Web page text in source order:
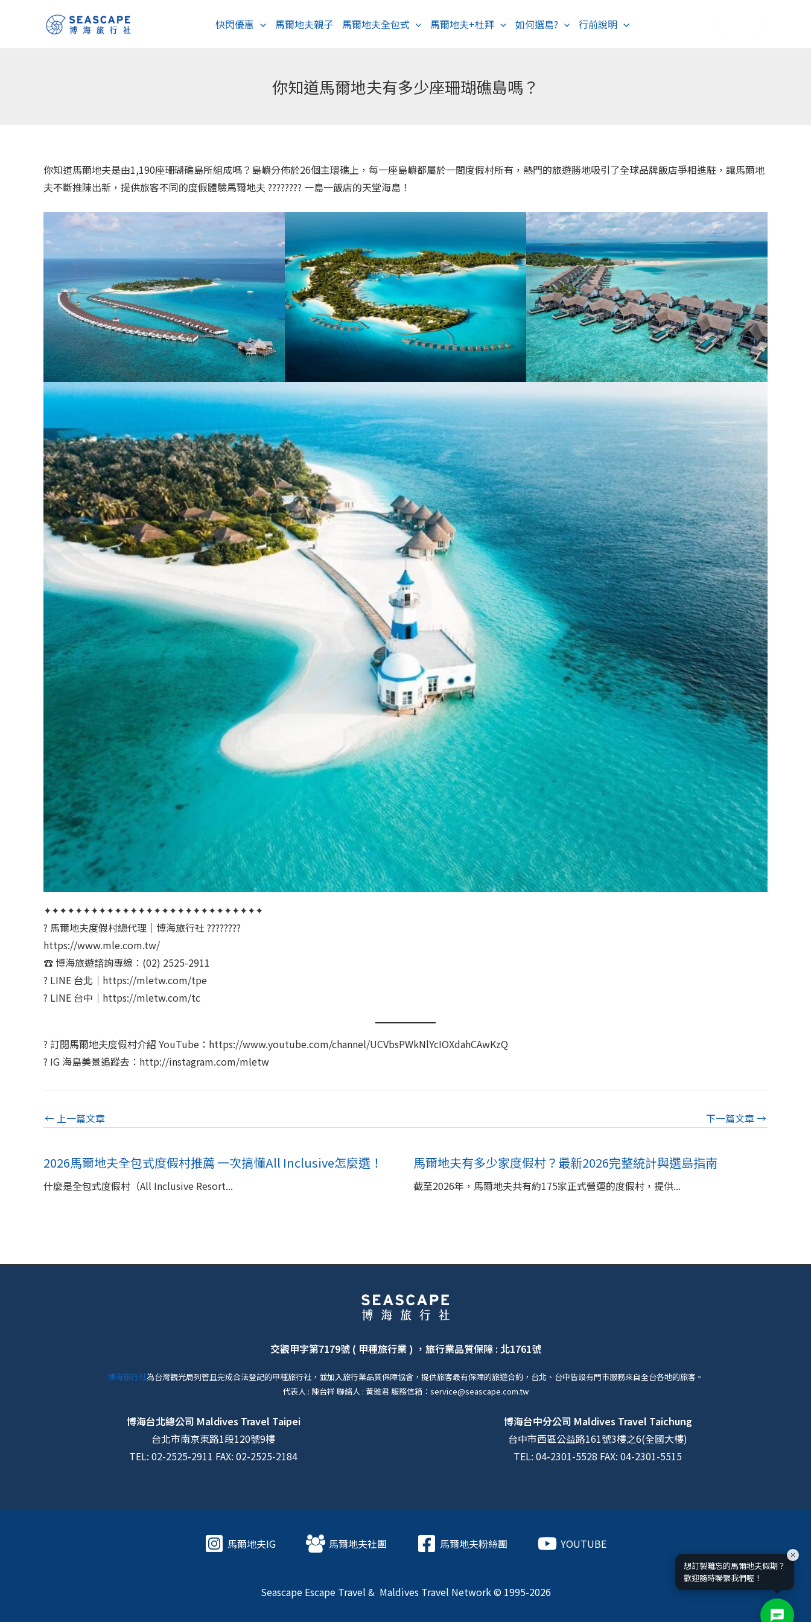
快閃優惠 馬爾地夫親子 馬爾地夫全包式 馬爾地夫+杜拜 如何選島? 行前說明
你知道馬爾地夫有多少座珊瑚礁島嗎？
你知道馬爾地夫是由1,190座珊瑚礁島所組成嗎？島嶼分佈於26個主環礁上，每一座島嶼都屬於一間度假村所有，熱門的旅遊勝地吸引了全球品牌飯店爭相進駐，讓馬爾地
夫不斷推陳出新，提供旅客不同的度假體驗馬爾地夫 ???????? 一島一飯店的天堂海島！
✦✦✦✦✦✦✦✦✦✦✦✦✦✦✦✦✦✦✦✦✦✦✦✦✦✦✦✦
? 馬爾地夫度假村總代理｜博海旅行社 ????????
https://www.mle.com.tw/
☎️ 博海旅遊諮詢專線：(02) 2525-2911
? LINE 台北｜https://mletw.com/tpe​
? LINE 台中｜https://mletw.com/tc
? 訂閱馬爾地夫度假村介紹 YouTube：https://www.youtube.com/channel/UCVbsPWkNlYcIOXdahCAwKzQ
? IG 海島美景追蹤去：http://instagram.com/mletw
← 上一篇文章 下一篇文章→
2026馬爾地夫全包式度假村推薦 一次搞懂All Inclusive怎麼選！
什麼是全包式度假村（All Inclusive Resort...
馬爾地夫有多少家度假村？最新2026完整統計與選島指南
截至2026年，馬爾地夫共有約175家正式營運的度假村，提供...
交觀甲字第7179號 ( 甲種旅行業 ) ，旅行業品質保障 : 北1761號
博海旅行社為台灣觀光局列管且完成合法登記的甲種旅行社，並加入旅行業品質保障協會，提供旅客最有保障的旅遊合約，台北、台中皆設有門市服務來自全台各地的旅客。
代表人 : 陳台祥 聯絡人 : 黃雅君 服務信箱：service@seascape.com.tw
博海台北總公司 Maldives Travel Taipei
台北市南京東路1段120號9樓
TEL: 02-2525-2911 FAX: 02-2525-2184
博海台中分公司 Maldives Travel Taichung
台中市西區公益路161號3樓之6(全國大樓)
TEL: 04-2301-5528 FAX: 04-2301-5515
馬爾地夫IG 馬爾地夫社團 馬爾地夫粉絲團 YOUTUBE
Seascape Escape Travel & Maldives Travel Network © 1995-2026
想訂製難忘的馬爾地夫假期？
歡迎隨時聯繫我們喔！